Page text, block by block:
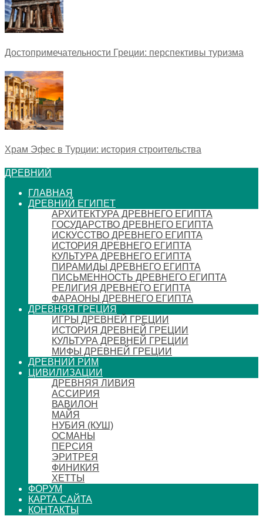
Достопримечательности Греции: перспективы туризма
Храм Эфес в Турции: история строительства
ДРЕВНИЙ
ГЛАВНАЯ
ДРЕВНИЙ ЕГИПЕТ
АРХИТЕКТУРА ДРЕВНЕГО ЕГИПТА
ГОСУДАРСТВО ДРЕВНЕГО ЕГИПТА
ИСКУССТВО ДРЕВНЕГО ЕГИПТА
ИСТОРИЯ ДРЕВНЕГО ЕГИПТА
КУЛЬТУРА ДРЕВНЕГО ЕГИПТА
ПИРАМИДЫ ДРЕВНЕГО ЕГИПТА
ПИСЬМЕННОСТЬ ДРЕВНЕГО ЕГИПТА
РЕЛИГИЯ ДРЕВНЕГО ЕГИПТА
ФАРАОНЫ ДРЕВНЕГО ЕГИПТА
ДРЕВНЯЯ ГРЕЦИЯ
ИГРЫ ДРЕВНЕЙ ГРЕЦИИ
ИСТОРИЯ ДРЕВНЕЙ ГРЕЦИИ
КУЛЬТУРА ДРЕВНЕЙ ГРЕЦИИ
МИФЫ ДРЕВНЕЙ ГРЕЦИИ
ДРЕВНИЙ РИМ
ЦИВИЛИЗАЦИИ
ДРЕВНЯЯ ЛИВИЯ
АССИРИЯ
ВАВИЛОН
МАЙЯ
НУБИЯ (КУШ)
ОСМАНЫ
ПЕРСИЯ
ЭРИТРЕЯ
ФИНИКИЯ
ХЕТТЫ
ФОРУМ
КАРТА САЙТА
КОНТАКТЫ